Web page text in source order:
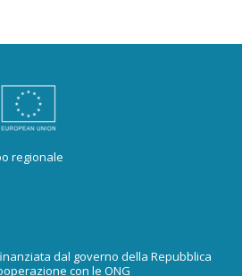
regionale
dal governo della Repubblica
con le ONG